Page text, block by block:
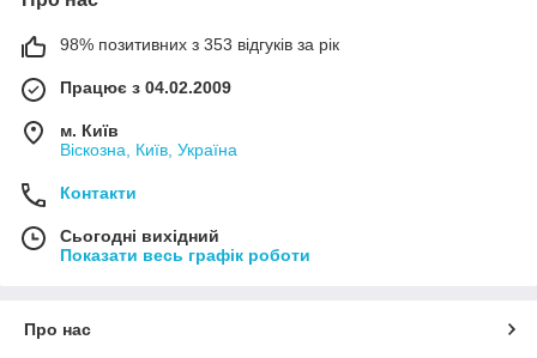
98% позитивних з 353 відгуків за рік
Працює з 04.02.2009
м. Київ
Віскозна, Київ, Україна
Контакти
Сьогодні вихідний
Показати весь графік роботи
Про нас